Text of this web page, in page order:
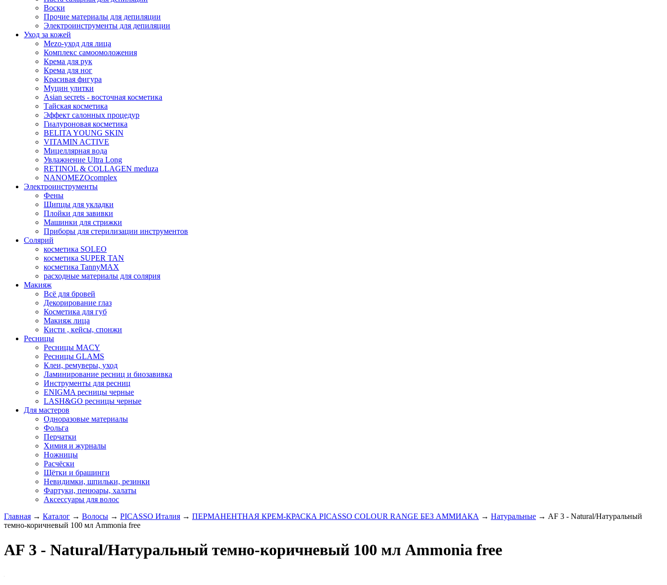
Воски
Прочие материалы для депиляции
Электроинструменты для депиляции
Уход за кожей
Mezo-уход для лица
Комплекс самоомоложения
Крема для рук
Крема для ног
Красивая фигура
Муцин улитки
Asian seсrets - восточная косметика
Тайская косметика
Эффект салонных процедур
Гиалуроновая косметика
BELITA YOUNG SKIN
VITAMIN ACTIVE
Мицеллярная вода
Увлажнение Ultra Long
RETINOL & COLLAGEN meduza
NANOMEZOcomplex
Электроинструменты
Фены
Щипцы для укладки
Плойки для завивки
Машинки для стрижки
Приборы для стерилизации инструментов
Солярий
косметика SOLEO
косметика SUPER TAN
косметика TannyMAX
расходные материалы для солярия
Макияж
Всё для бровей
Декорирование глаз
Косметика для губ
Макияж лица
Кисти , кейсы, спонжи
Ресницы
Ресницы MACY
Ресницы GLAMS
Клеи, ремуверы, уход
Ламинирование ресниц и биозавивка
Инструменты для ресниц
ENIGMA ресницы черные
LASH&GO ресницы черные
Для мастеров
Одноразовые материалы
Фольга
Перчатки
Химия и журналы
Ножницы
Расчёски
Щётки и брашинги
Невидимки, шпильки, резинки
Фартуки, пенюары, халаты
Аксессуары для волос
Главная → Каталог → Волосы → PICASSO Италия → ПЕРМАНЕНТНАЯ КРЕМ-КРАСКА PICASSO COLOUR RANGE БЕЗ АММИАКА → Натуральные → AF 3 - Natural/Натуральный
темно-коричневый 100 мл Аmmonia free
AF 3 - Natural/Натуральный темно-коричневый 100 мл Аmmonia free